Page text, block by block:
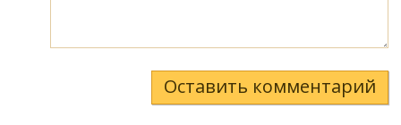
Оставить комментарий